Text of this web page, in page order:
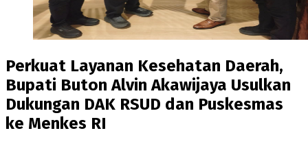
Perkuat Layanan Kesehatan Daerah,
Bupati Buton Alvin Akawijaya Usulkan
Dukungan DAK RSUD dan Puskesmas
ke Menkes RI